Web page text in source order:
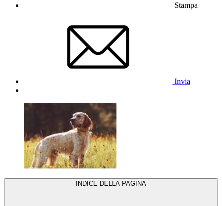
Stampa
Invia
INDICE DELLA PAGINA